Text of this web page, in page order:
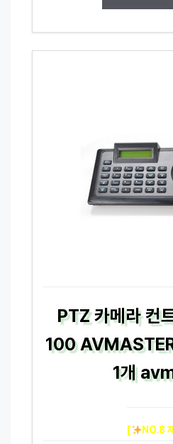
PTZ 카메라 컨
100
1개
[ NO.8